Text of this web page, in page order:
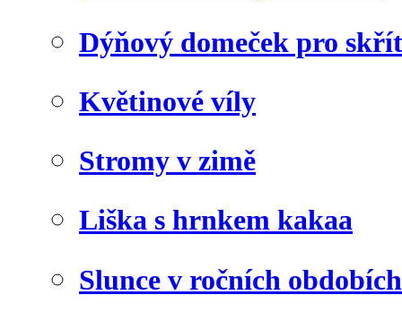
Dýňový domeček pro
Květinové víly
Stromy v zimě
Liška s hrnkem kakaa
Slunce v ročních obdobích